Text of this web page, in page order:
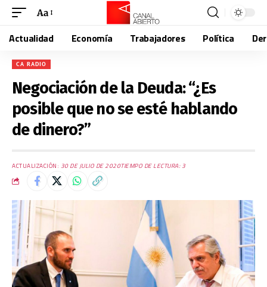
Aa
Actualidad Economía Trabajadores Política
CA RADIO
Negociación de la Deuda: “¿Es
posible que no se esté hablando
de dinero?”
ACTUALIZACIÓN: 30 DE JULIO DE 2020TIEMPO DE LECTURA: 3